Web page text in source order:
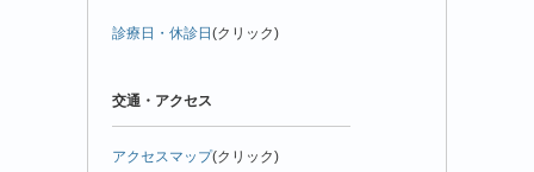
診療日・休診日(クリック)
交通・アクセス
アクセスマップ(クリック)